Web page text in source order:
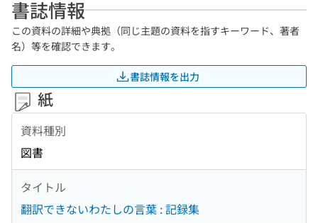
書誌情報
この資料の詳細や典拠（同じ主題の資料を指すキーワード、著者
名）等を確認できます。
書誌情報を出力
紙
資料種別
図書
タイトル
翻訳できないわたしの言葉 : 記録集